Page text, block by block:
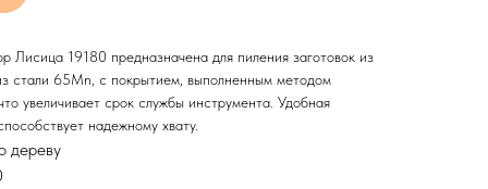
Лисица 19180 предназначена для пиления заготовок из
стали 65Mn, с покрытием, выполненным методом
увеличивает срок службы инструмента. Удобная
надежному хвату.
дереву